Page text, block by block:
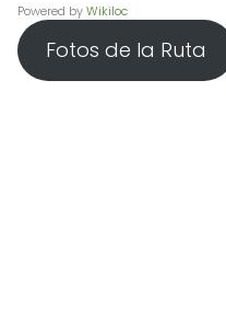
Powered byWikiloc
Fotos de la Ruta